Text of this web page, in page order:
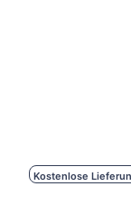
Kostenlose